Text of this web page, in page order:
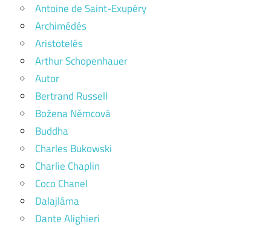
Antoine de Saint-Exupéry
Archimédés
Aristotelés
Arthur Schopenhauer
Autor
Bertrand Russell
Božena Němcová
Buddha
Charles Bukowski
Charlie Chaplin
Coco Chanel
Dalajláma
Dante Alighieri